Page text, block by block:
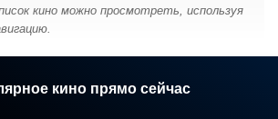
кино можно просмотреть, используя
кино прямо сейчас